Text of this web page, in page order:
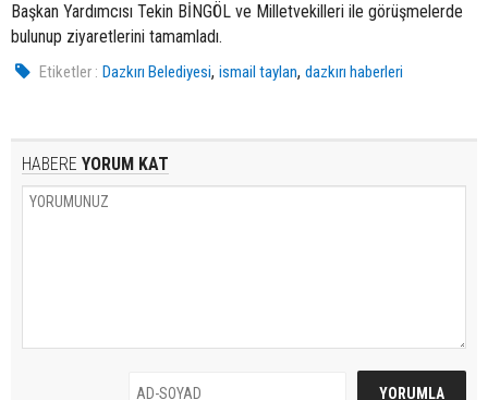
Başkan Yardımcısı Tekin BİNGÖL ve Milletvekilleri ile görüşmelerde
bulunup ziyaretlerini tamamladı.
Etiketler : Dazkırı Belediyesi,ismail taylan,dazkırı haberleri
HABERE YORUM KAT